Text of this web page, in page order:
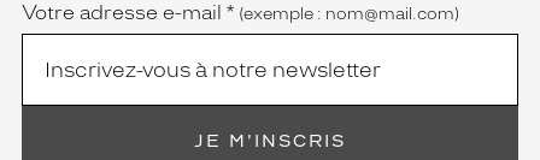
Votre adresse e-mail * (exemple : nom@mail.com)
JE M'INSCRIS